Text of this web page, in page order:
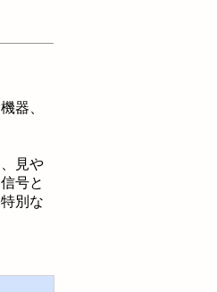
器、
見や
号と
別な